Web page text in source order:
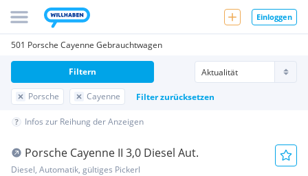
Einloggen
501 Porsche Cayenne Gebrauchtwagen
Porsche Cayenne Filter zurücksetzen
Filtern
Infos zur Reihung der Anzeigen
Porsche Cayenne II 3,0 Diesel Aut.
Diesel, Automatik, gültiges Pickerl